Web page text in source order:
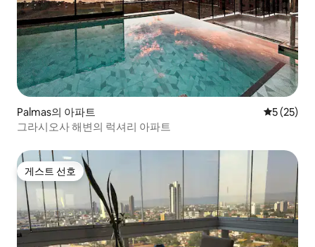
Palmas의 아파트 평점 5점
5 (25)
그라시오사 해변의 럭셔리 아파트
게스트 선호
게스트 선호